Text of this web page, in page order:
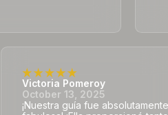
Victoria Pomeroy
October 13, 2025
¡Nuestra guía fue